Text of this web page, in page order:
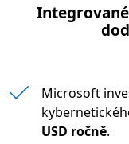
Microsoft
USD ročně.